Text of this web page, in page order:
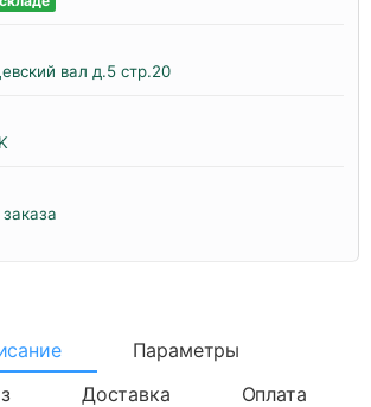
вал д.5 стр.20
Параметры
Доставка Оплата